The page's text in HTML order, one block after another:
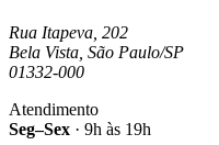
Rua Itapeva, 202
Bela Vista, São Paulo/SP
01332-000
Atendimento
Seg–Sex · 9h às 19h